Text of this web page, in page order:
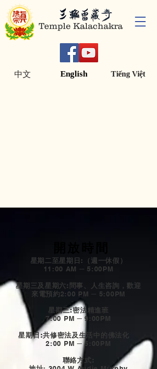
Temple Kalachakra
English Tiếng Việt
中文
星期二至星期日:（週一休假）
11:00 AM ─ 5:00PM
星期三及星期六:問事、人生咨詢，歡迎
來電預約2:00 PM ─ 5:00PM
星期三:密法精進班
7:00 PM ─ 9:00PM
星期日:共修密法及生活中的佛法化
2:00 PM ─ 5:00PM
聯絡方式: